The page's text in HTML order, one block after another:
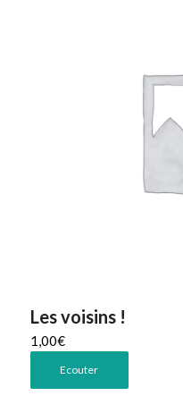
Les voisins !
1,00€
Ecouter